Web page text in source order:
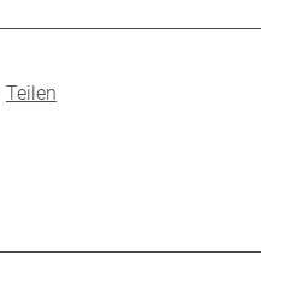
Teilen